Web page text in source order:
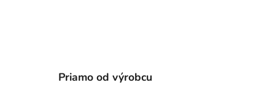
Priamo od výrobcu